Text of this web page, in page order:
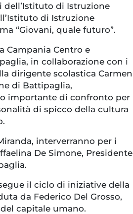
dell’Istituto di Istruzione
di Istruzione
“Giovani, quale futuro”.
Campania Centro e
in collaborazione con i
dirigente scolastica Carmen
di Battipaglia,
importante di confronto per
di spicco della cultura
interverranno per i
De Simone, Presidente
il ciclo di iniziative della
da Federico Del Grosso,
capitale umano.